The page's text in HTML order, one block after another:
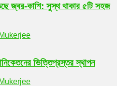
জ্বর-কাশি: সুস্থ থাকার ৫টি সহজ
ভিত্তিপ্রস্তর স্থাপন